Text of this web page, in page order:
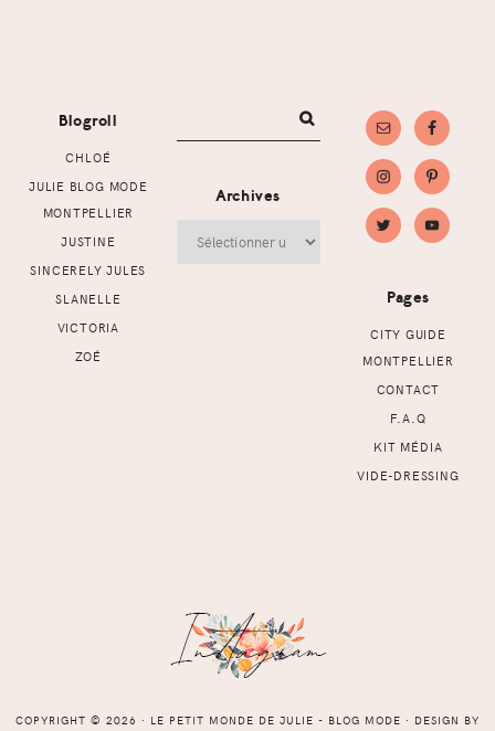
Blogroll
CHLOÉ
JULIE BLOG MODE
MONTPELLIER
JUSTINE
SINCERELY JULES
SLANELLE
VICTORIA
ZOÉ
Archives
Pages
CITY GUIDE
MONTPELLIER
CONTACT
F.A.Q
KIT MÉDIA
VIDE-DRESSING
COPYRIGHT © 2026 ⸱ LE PETIT MONDE DE JULIE - BLOG MODE ⸱ DESIGN BY